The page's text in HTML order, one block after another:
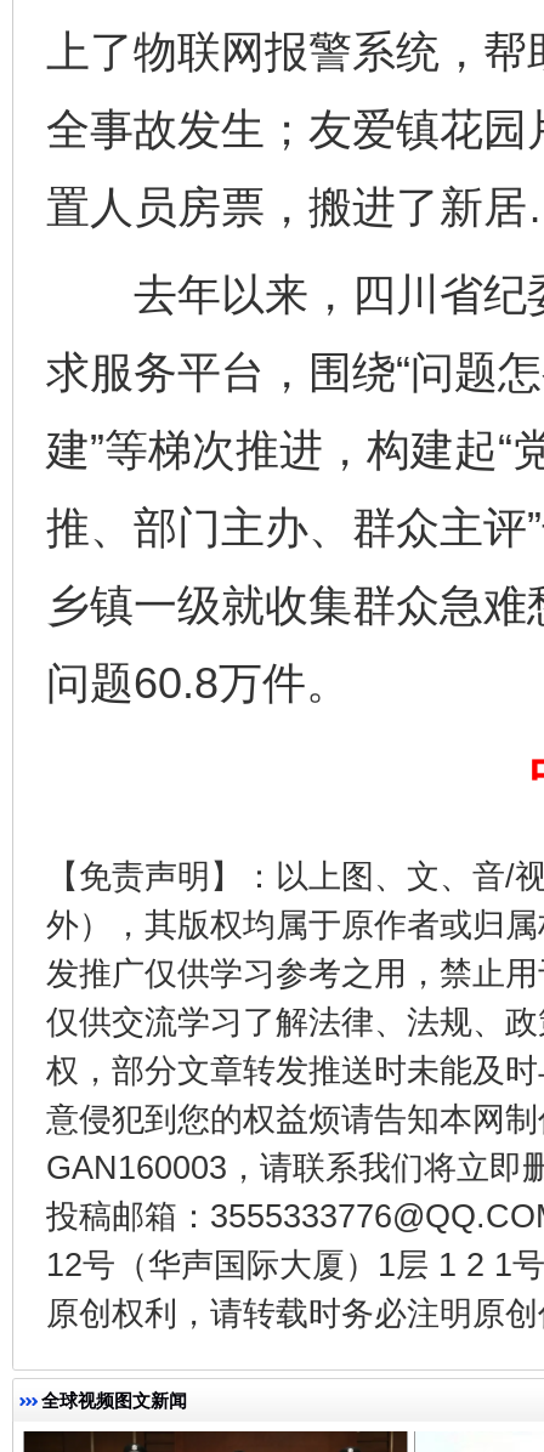
上了物联网报警系统，
全事故发生；友爱镇花
置人员房票，搬进了新
去年以来，四川省纪
求服务平台，围绕“问题
建”等梯次推进，构建起
推、部门主办、群众主评
乡镇一级就收集群众急
问题60.8万件。
【免责声明】：以上图、文、音/
外），其版权均属于原作者或归
发推广仅供学习参考之用，禁止
仅供交流学习了解法律、法规、
权，部分文章转发推送时未能及
意侵犯到您的权益烦请告知本网
GAN160003，请联系我们将立即
投稿邮箱：
12号（华声国际大厦）1层 1 2 1
原创权利，请转载时务必注明原
全球视频图文新闻
千年窑火 生生不息 一
揭开“小金库”的免责幌子